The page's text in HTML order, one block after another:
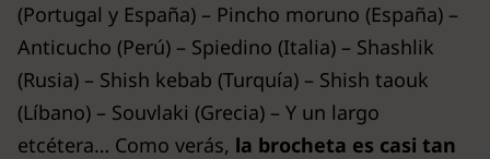
(Portugal y España) – Pincho moruno (España) –
Anticucho (Perú) – Spiedino (Italia) – Shashlik
(Rusia) – Shish kebab (Turquía) – Shish taouk
(Líbano) – Souvlaki (Grecia) – Y un largo
etcétera… Como verás, la brocheta es casi tan